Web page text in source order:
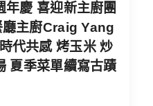
年慶 喜迎新主廚團
廳主廚Craig Yang
代共感 烤玉米 炒
夏季菜單續寫古蹟